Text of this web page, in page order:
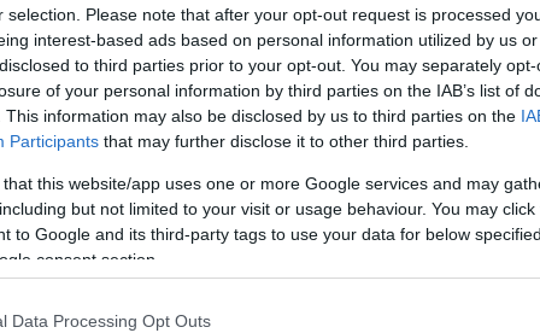
selection. Please note that after your opt-out request is processed
interest-based ads based on personal information utilized by us
to third parties prior to your opt-out. You may separately
of your personal information by third parties on the IAB’s list of
This information may also be disclosed by us to third parties on the
Participants that may further disclose it to other third parties.
that this website/app uses one or more Google services and may
but not limited to your visit or usage behaviour. You may
to Google and its third-party tags to use your data for below
consent section.
Data Processing Opt Outs
ad evitare possibili diffusioni del
propri familiari e degli altri”.
a tutti di u sare la massima
le note norme di igiene personale, uso
mantenere il distanziamento
uniche, allo stato, che stanno rilevando una
di La Maddalena.